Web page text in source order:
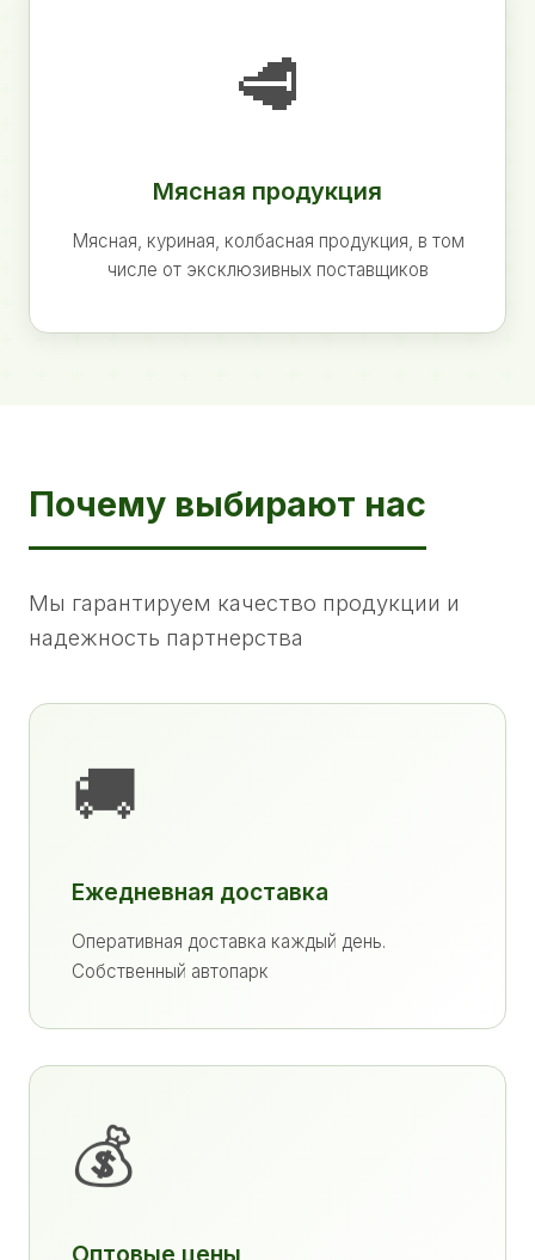
🥩
Мясная продукция
Мясная, куриная, колбасная продукция, в том
числе от эксклюзивных поставщиков
Почему выбирают нас
Мы гарантируем качество продукции и
надежность партнерства
🚚
Ежедневная доставка
Оперативная доставка каждый день.
Собственный автопарк
💰
Оптовые цены